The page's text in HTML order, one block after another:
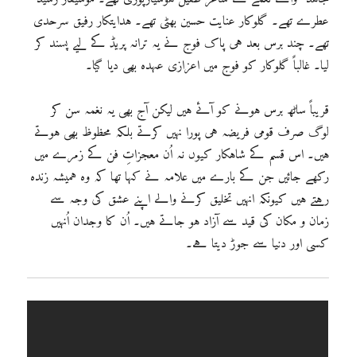
عطرے تھے۔ گلوکار عنایت حسین بھٹی تھے۔ ہدایتکار رفیق سرحدی
تھے۔ چند برس بعد ہی پاک فوج نے یہ ترانہ پریڈ کے لیے پسند کر
لیا۔ غالباً گلوکار کو فوج میں اعزازی عہدہ بھی دیا گیا۔
قریباً ساٹھ برس ہونے کو آئے ہیں لیکن آج بھی یہ نغمہ سن کر
لوگ صرف قومی فریضہ ہی پورا نہیں کرتے بلکہ محظوظ بھی ہوتے
ہیں۔ اس قسم کے شاہکار کیوں نہ اُن معجزاتِ فن کے زمرے میں
رکھے جائیں جن کے بارے میں علامہ نے کہا تھا کہ وہ ہمیشہ زندہ
رہتے ہیں کیونکہ انہیں تخلیق کرنے والے اپنے عشق کی وجہ سے
زمان و مکان کی قید سے آزاد ہو جاتے ہیں۔ اُن کا وجدان اُنہیں
کسی اور دنیا سے جوڑ دیتا ہے۔